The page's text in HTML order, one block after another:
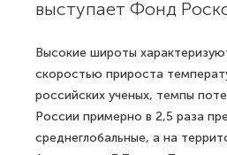
выступает Фонд
Высокие широты
скоростью прироста
российских ученых, темпы
России примерно в 2,5 раза
среднеглобальные, а на